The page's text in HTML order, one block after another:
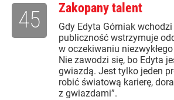
Zakopany talent
Gdy Edyta Górniak
publiczność wstrzymuje
w oczekiwaniu
Nie zawodzi się, bo Edyta
gwiazdą. Jest tylko jeden
robić światową karierę,
z gwiazdami”.
45